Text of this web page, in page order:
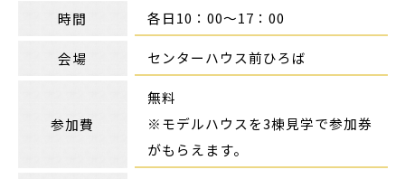
時間 各日10：00～17：00
会場 センターハウス前ひろば
参加費
無料
※モデルハウスを3棟見学で参加券
がもらえます。